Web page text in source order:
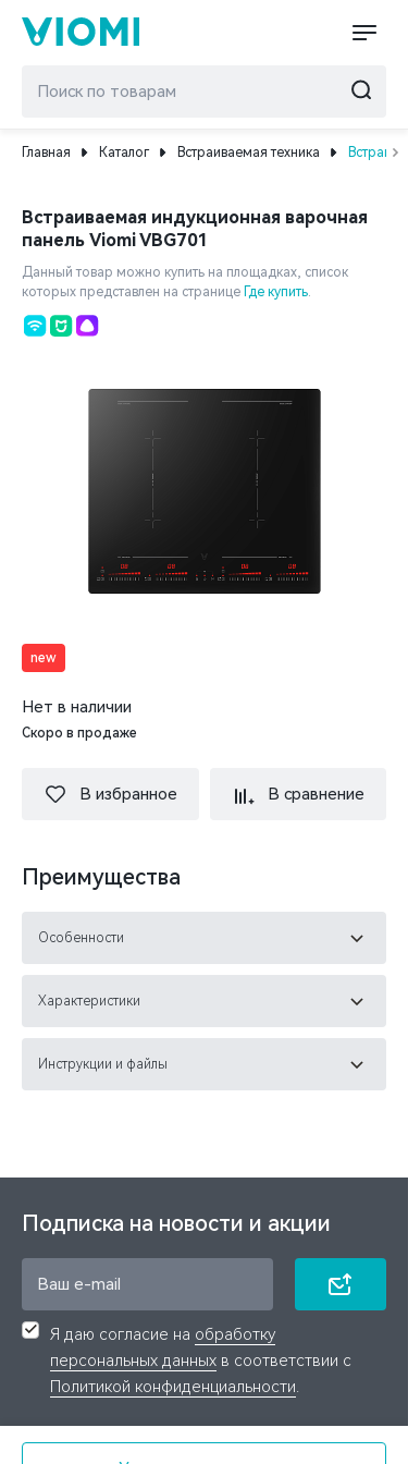
Главная Каталог Встраиваемая техника
Встраиваемая индукционная варочная
панель Viomi VBG701
Данный товар можно купить на площадках, список
которых представлен на странице Где купить.
new
Нет в наличии
Скоро в продаже
В избранное В сравнение
Преимущества
Особенности
Характеристики
Инструкции и файлы
Подписка на новости и акции
Я даю согласие на обработку
персональных данных в соответствии с
Политикой конфиденциальности.
Связаться с нами